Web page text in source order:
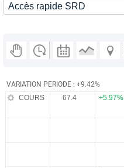
VARIATION PERIODE : +9.42%
COURS 67.4 +5.97%